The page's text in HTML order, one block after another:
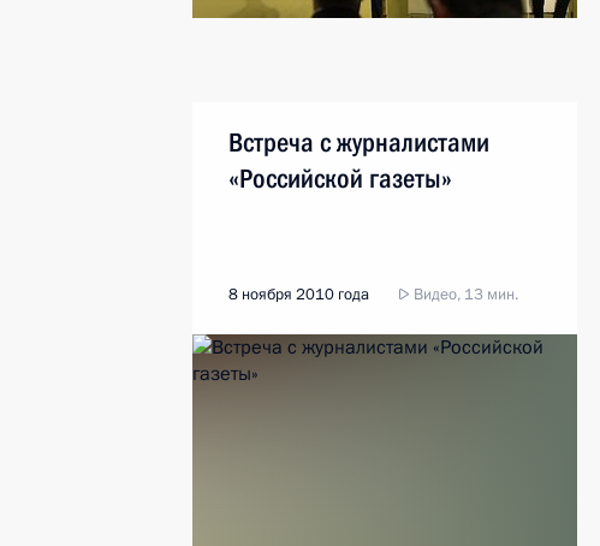
Встреча с журналистами
«Российской газеты»
8 ноября 2010 года Видео, 13 мин.